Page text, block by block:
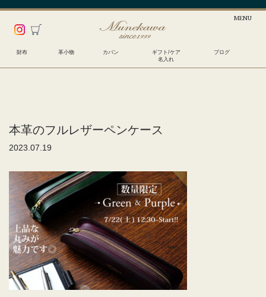
財布 革小物 カバン
ギフト/ケア
名入れ
ブログ
本革のフルレザーペンケース
2023.07.19